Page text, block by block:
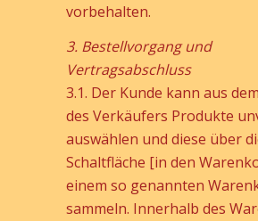
vorbehalten.
3. Bestellvorgang und
Vertragsabschluss
3.1. Der Kunde kann aus
des Verkäufers Produkte
auswählen und diese über
Schaltfläche [in den
einem so genannten
sammeln. Innerhalb des